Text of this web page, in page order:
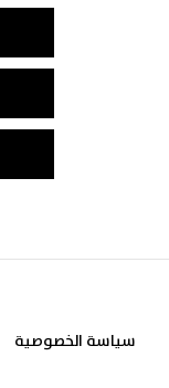
سياسة الخصوصية